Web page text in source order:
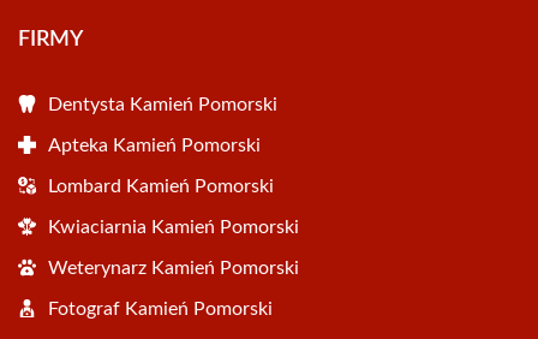
FIRMY
Dentysta Kamień Pomorski
Apteka Kamień Pomorski
Lombard Kamień Pomorski
Kwiaciarnia Kamień Pomorski
Weterynarz Kamień Pomorski
Fotograf Kamień Pomorski